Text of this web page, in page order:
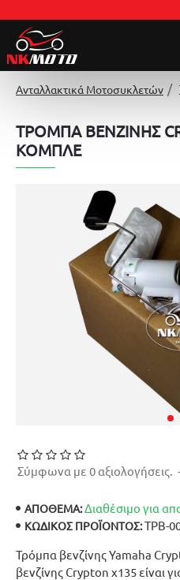
Ανταλλακτικά Μοτοσυκλετών
ΤΡΟΜΠΑ ΒΕΝΖΙΝΗΣ
ΚΟΜΠΛΕ
Τρόμπα βενζίνης Yamaha
βενζίνης Crypton x135 είναι
ΑΠΟΘΕΜΑ:Διαθέσιμο για
ΚΩΔΙΚΌΣ ΠΡΟΪΌΝΤΟΣ:ΤΡΒ-
Σύμφωνα με 0 αξιολογήσεις. -